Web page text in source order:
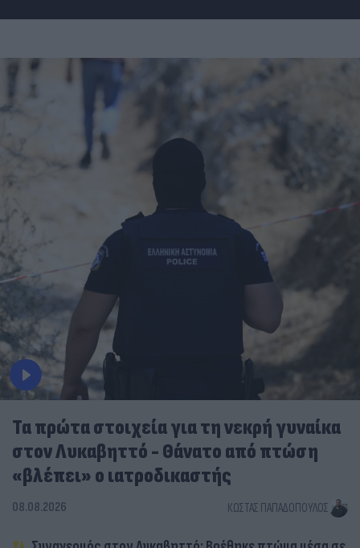
Τα πρώτα στοιχεία για τη νεκρή γυναίκα
στον Λυκαβηττό - Θάνατο από πτώση
«βλέπει» ο ιατροδικαστής
08.08.2026 ΚΏΣΤΑΣ ΠΑΠΑΔΌΠΟΥΛΟΣ